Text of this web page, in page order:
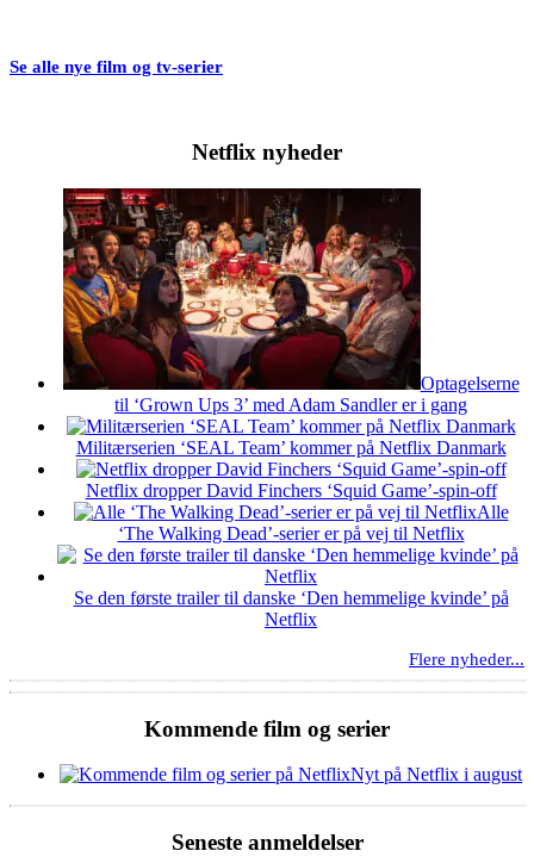
Se alle nye film og tv-serier
Netflix nyheder
Optagelserne
til ‘Grown Ups 3’ med Adam Sandler er i gang
Militærserien ‘SEAL Team’ kommer på Netflix Danmark
Netflix dropper David Finchers ‘Squid Game’-spin-off
Alle
‘The Walking Dead’-serier er på vej til Netflix
Se den første trailer til danske ‘Den hemmelige kvinde’ på
Netflix
Flere nyheder...
Kommende film og serier
Nyt på Netflix i august
Seneste anmeldelser